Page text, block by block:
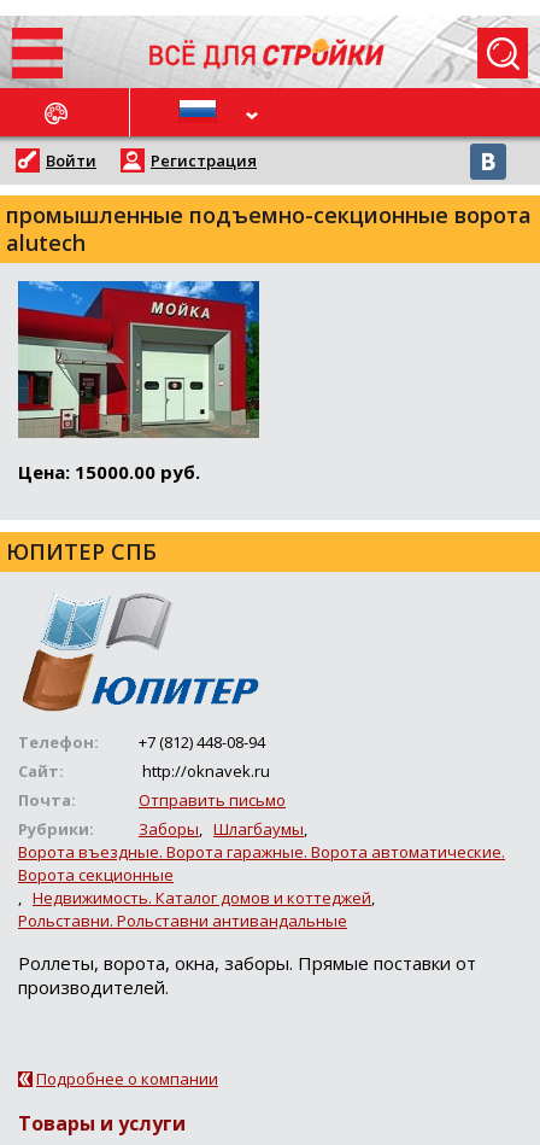
НОВОСТИ
Войти Регистрация
промышленные подъемно-секционные ворота
alutech
Цена: 15000.00 руб.
ЮПИТЕР СПБ
Телефон:
+7 (812) 448-08-94
Сайт:
http://oknavek.ru
Почта:
Отправить письмо
Рубрики:
Заборы, Шлагбаумы,
Ворота въездные. Ворота гаражные. Ворота автоматические.
Ворота секционные
, Недвижимость. Каталог домов и коттеджей,
Рольставни. Рольставни антивандальные
Роллеты, ворота, окна, заборы. Прямые поставки от
производителей.
Подробнее о компании
Товары и услуги